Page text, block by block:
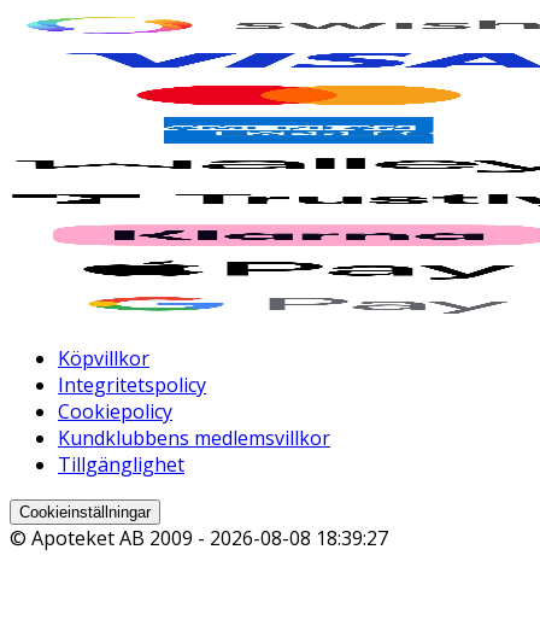
Köpvillkor
Integritetspolicy
Cookiepolicy
Kundklubbens medlemsvillkor
Tillgänglighet
Cookieinställningar
© Apoteket AB 2009 - 2026-08-08 18:39:27